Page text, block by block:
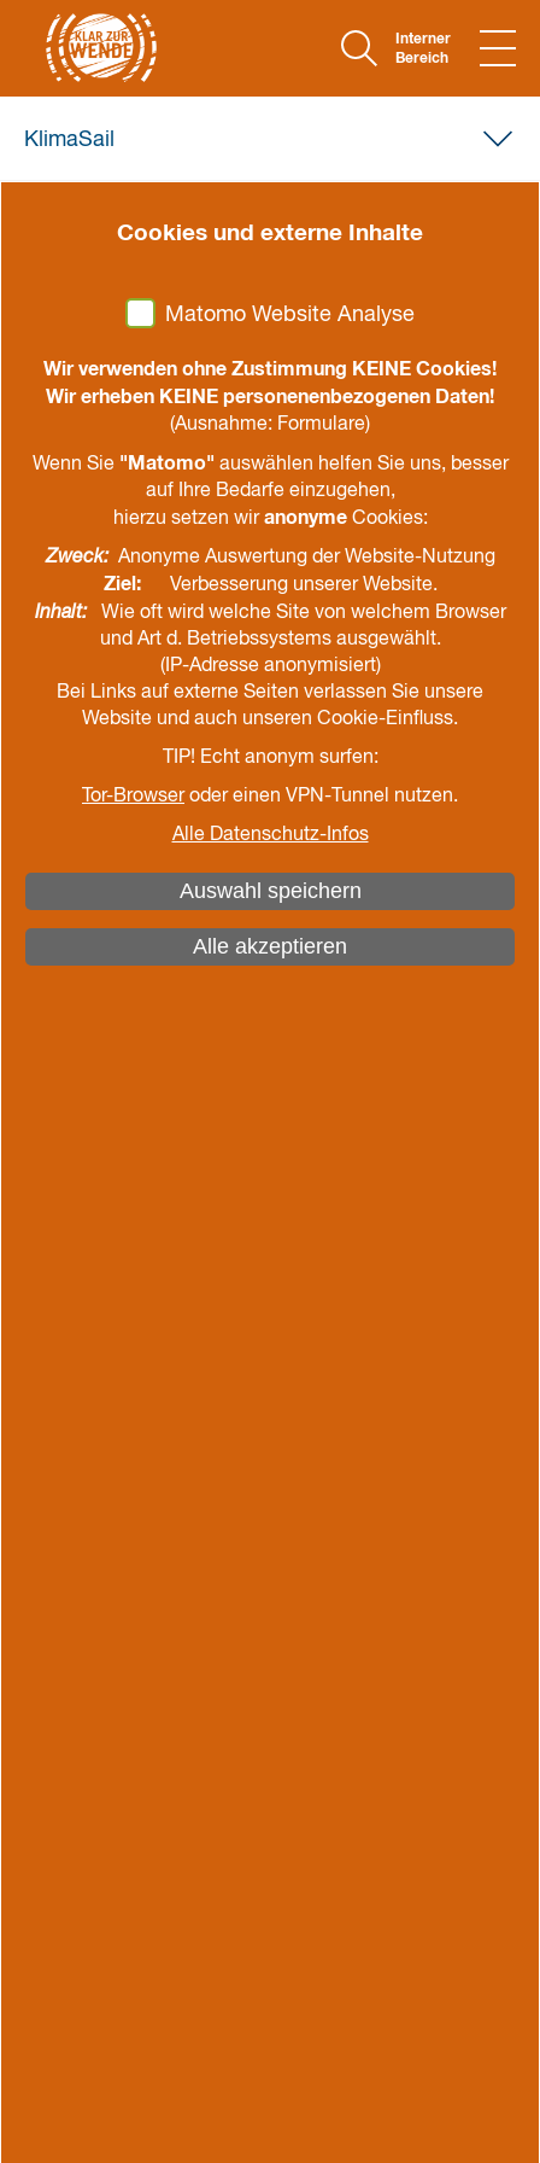
Interner
Bereich
KlimaSail
KlimaTeamer*innen-
Lütjensee, 11.-13.11.2022
teilen drucken
Fast schon eine kleine Tradition ist unser
KlimaTeamer*innen-Winterwochenende kurz vor
der Adventszeit. Auch in diesem Jahr haben wir
uns wieder getroffen, um gemeinsam auf das
vergangene Jahr zurückzublicken, Segeltörns und
Projekte auszuwerten, aber natürlich auch um nach
Cookies und externe Inhalte
Matomo Website Analyse
Wir verwenden ohne Zustimmung KEINE Cookies!
Wir erheben KEINE personenenbezogenen Daten!
(Ausnahme: Formulare)
Wenn Sie"Matomo" auswählen helfen Sie uns, besser
auf Ihre Bedarfe einzugehen,
hierzu setzen wiranonyme Cookies:
Zweck: Anonyme Auswertung der Website-Nutzung
Ziel: Verbesserung unserer Website.
Inhalt: Wie oft wird welche Site von welchem Browser
und Art d. Betriebssystems ausgewählt.
(IP-Adresse anonymisiert)
Bei Links auf externe Seiten verlassen Sie unsere
Website und auch unseren Cookie-Einfluss.
TIP! Echt anonym surfen:
Tor-Browseroder einen VPN-Tunnel nutzen.
Alle Datenschutz-Infos
Auswahl speichern
Alle akzeptieren